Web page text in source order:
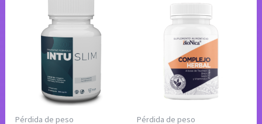
Pérdida de peso Pérdida de peso